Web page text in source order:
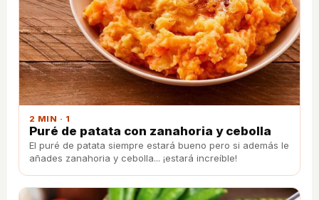
2 MIN · 1
Puré de patata con zanahoria y cebolla
El puré de patata siempre estará bueno pero si además le
añades zanahoria y cebolla... ¡estará increíble!